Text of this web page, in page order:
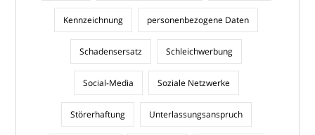
Kennzeichnung personenbezogene Daten
Schadensersatz Schleichwerbung
Social-Media Soziale Netzwerke
Störerhaftung Unterlassungsanspruch